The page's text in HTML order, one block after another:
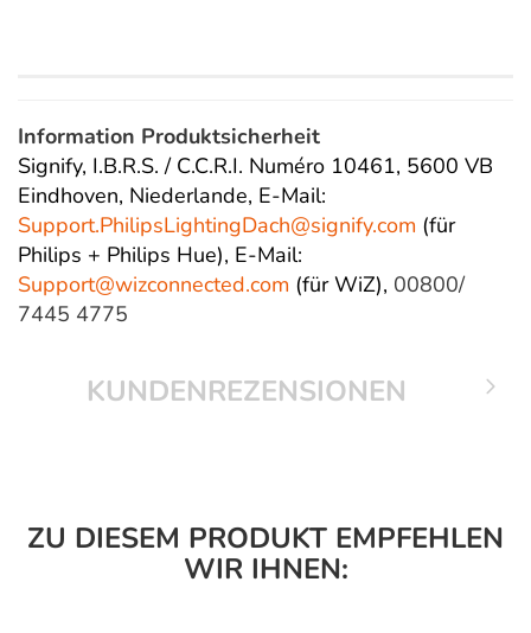
Information Produktsicherheit
Signify, I.B.R.S. / C.C.R.I. Numéro 10461, 5600 VB
Eindhoven, Niederlande, E-Mail:
Support.PhilipsLightingDach@signify.com (für
Philips + Philips Hue), E-Mail:
Support@wizconnected.com (für WiZ), 00800/
7445 4775
KUNDENREZENSIONEN
ZU DIESEM PRODUKT EMPFEHLEN
WIR IHNEN: